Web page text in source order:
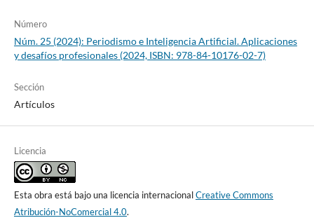
Número
Núm. 25 (2024): Periodismo e Inteligencia Artificial. Aplicaciones
y desafíos profesionales (2024, ISBN: 978-84-10176-02-7)
Sección
Artículos
Licencia
Esta obra está bajo una licencia internacionalCreative Commons
Atribución-NoComercial 4.0.